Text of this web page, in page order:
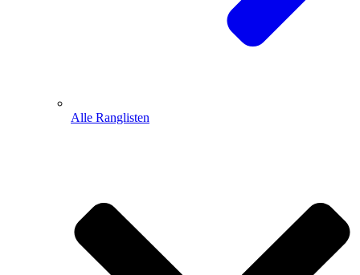
Alle Ranglisten